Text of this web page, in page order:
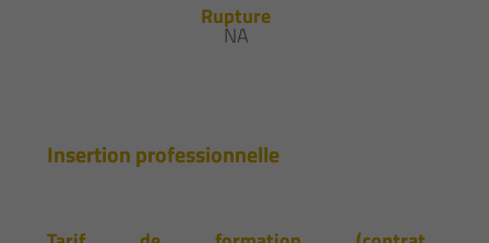
Rupture
NA
Insertion professionnelle